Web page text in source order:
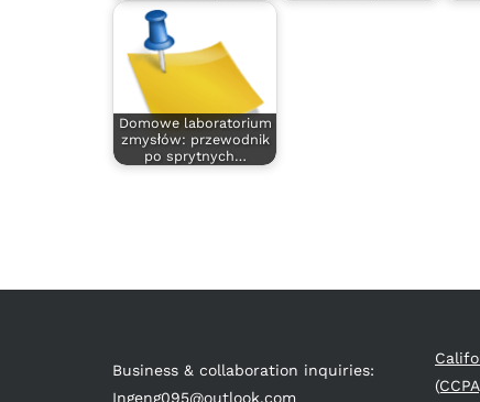
Domowe laboratorium
zmysłów: przewodnik
po sprytnych…
Business & collaboration inquiries:
Ingeng095@outlook.com